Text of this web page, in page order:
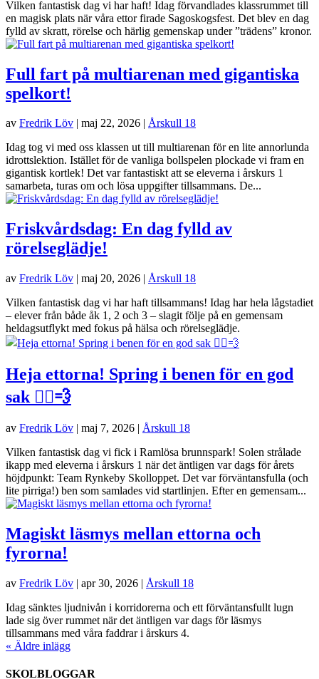
Vilken fantastisk dag vi har haft! Idag förvandlades klassrummet till
en magisk plats när våra ettor firade Sagoskogsfest. Det blev en dag
fylld av skratt, rörelse och härlig gemenskap under ”trädens” kronor.
Full fart på multiarenan med gigantiska
spelkort!
av Fredrik Löv | maj 22, 2026 | Årskull 18
Idag tog vi med oss klassen ut till multiarenan för en lite annorlunda
idrottslektion. Istället för de vanliga bollspelen plockade vi fram en
gigantisk kortlek! Det var fantastiskt att se eleverna i årskurs 1
samarbeta, turas om och lösa uppgifter tillsammans. De...
Friskvårdsdag: En dag fylld av
rörelseglädje!
av Fredrik Löv | maj 20, 2026 | Årskull 18
Vilken fantastisk dag vi har haft tillsammans! Idag har hela lågstadiet
– elever från både åk 1, 2 och 3 – slagit följe på en gemensam
heldagsutflykt med fokus på hälsa och rörelseglädje.
Heja ettorna! Spring i benen för en god
sak 🏃‍♂️💨
av Fredrik Löv | maj 7, 2026 | Årskull 18
Vilken fantastisk dag vi fick i Ramlösa brunnspark! Solen strålade
ikapp med eleverna i årskurs 1 när det äntligen var dags för årets
höjdpunkt: Team Rynkeby Skolloppet. Det var förväntansfulla (och
lite pirriga!) ben som samlades vid startlinjen. Efter en gemensam...
Magiskt läsmys mellan ettorna och
fyrorna!
av Fredrik Löv | apr 30, 2026 | Årskull 18
Idag sänktes ljudnivån i korridorerna och ett förväntansfullt lugn
lade sig över rummet när det äntligen var dags för läsmys
tillsammans med våra faddrar i årskurs 4.
« Äldre inlägg
SKOLBLOGGAR